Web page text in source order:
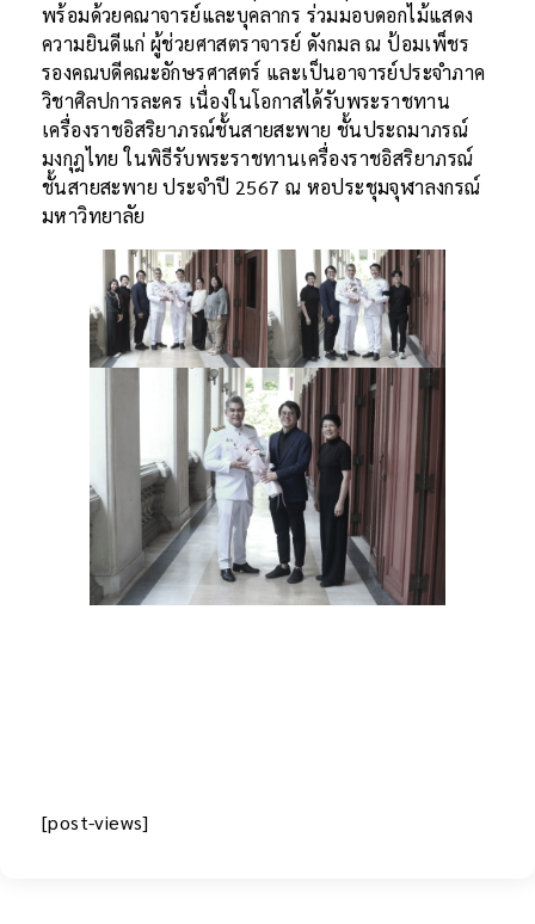
พร้อมด้วยคณาจารย์และบุคลากร ร่วมมอบดอกไม้แสดง
ความยินดีแก่ ผู้ช่วยศาสตราจารย์ ดังกมล ณ ป้อมเพ็ชร
รองคณบดีคณะอักษรศาสตร์ และเป็นอาจารย์ประจำภาค
วิชาศิลปการละคร เนื่องในโอกาสได้รับพระราชทาน
เครื่องราชอิสริยาภรณ์ชั้นสายสะพาย ชั้นประถมาภรณ์
มงกุฎไทย ในพิธีรับพระราชทานเครื่องราชอิสริยาภรณ์
ชั้นสายสะพาย ประจำปี 2567 ณ หอประชุมจุฬาลงกรณ์
มหาวิทยาลัย
[post-views]